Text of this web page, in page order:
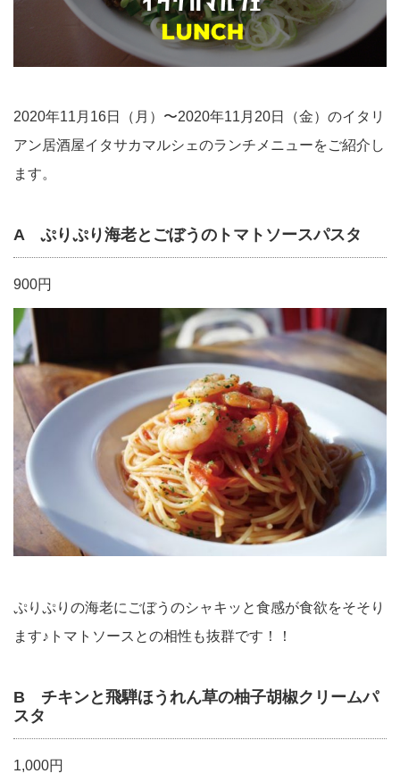
2020年11月16日（月）〜2020年11月20日（金）のイタリ
アン居酒屋イタサカマルシェのランチメニューをご紹介し
ます。
A ぷりぷり海老とごぼうのトマトソースパスタ
900円
ぷりぷりの海老にごぼうのシャキッと食感が食欲をそそり
ます♪トマトソースとの相性も抜群です！！
B チキンと飛騨ほうれん草の柚子胡椒クリームパ
スタ
1,000円